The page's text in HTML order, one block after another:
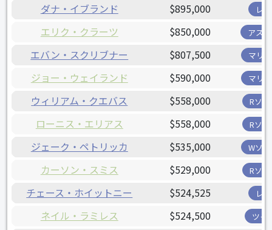
ダナ・イブランド $895,000 レ
エリク・クラーツ $850,000 アス
エバン・スクリブナー $807,500 マリ
ジョー・ウェイランド $590,000 マリ
ウィリアム・クエバス $558,000 Rソ
ローニス・エリアス $558,000 Rソ
ジェーク・ペトリッカ $535,000 Wソ
カーソン・スミス $529,000 Rソ
チェース・ホイットニー $524,525 レ
ネイル・ラミレス $524,500 ツイ